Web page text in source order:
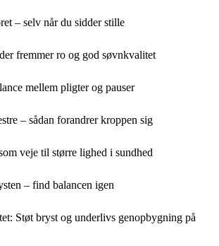
– selv når du sidder stille
fremmer ro og god søvnkvalitet
mellem pligter og pauser
– sådan forandrer kroppen sig
veje til større lighed i sundhed
– find balancen igen
Støt bryst og underlivs genopbygning på